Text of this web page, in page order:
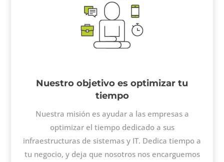
Nuestro objetivo es optimizar tu
tiempo
Nuestra misión es ayudar a las empresas a
optimizar el tiempo dedicado a sus
infraestructuras de sistemas y IT. Dedica tiempo a
tu negocio, y deja que nosotros nos encarguemos